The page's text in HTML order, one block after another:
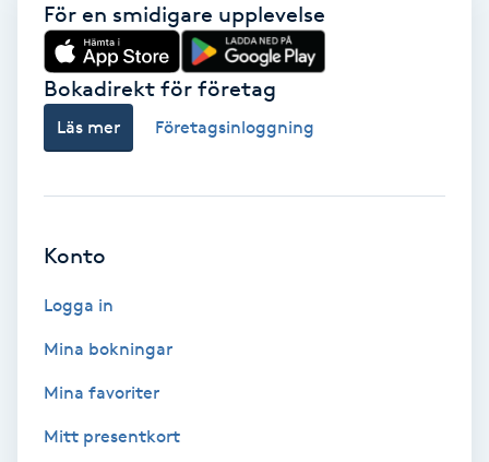
Hälsa
Hälsprickor
IR-massage
Japansk massage
För en smidigare upplevelse
Bokadirekt för företag
Läs mer Företagsinloggning
Konto
Logga in
Mina bokningar
Mina favoriter
Mitt presentkort